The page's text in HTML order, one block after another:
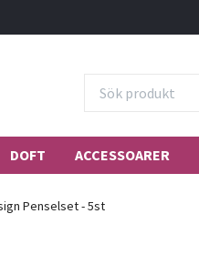
DOFT ACCESSOARER
Penselset - 5st